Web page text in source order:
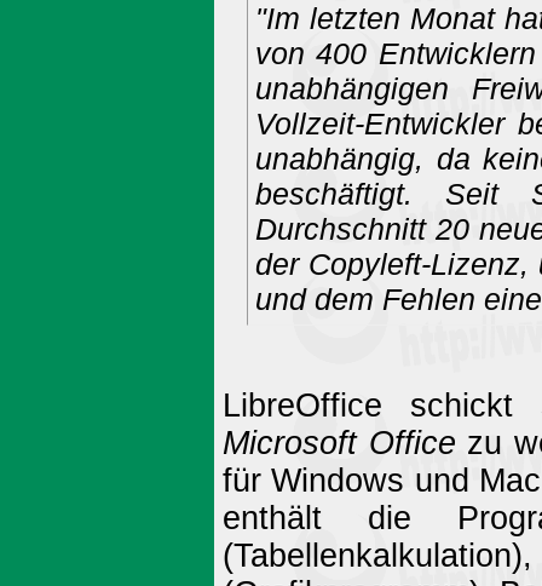
"Im letzten Monat
von 400
unabhängigen
Vollzeit-Entwickler
unabhängig, da
beschäftigt. Seit
Durchschnitt 20
der Copyleft-Lizenz,
und dem Fehlen
LibreOffice
Microsoft Office zu
für Windows und
enthält die